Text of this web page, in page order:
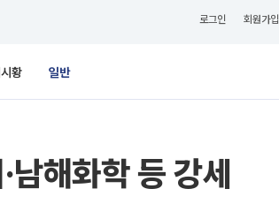
로그인 회원가입
황 일반
해화학 등 강세